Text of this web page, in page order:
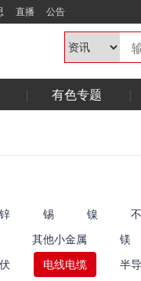
直播 公告
有色专题
锌 锡 镍
其他小金属
镁
电线电缆
半